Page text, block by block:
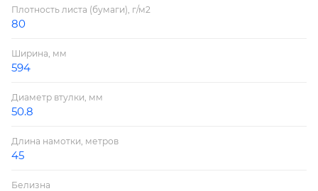
Плотность листа (бумаги), г/м2
80
Ширина, мм
594
Диаметр втулки, мм
50.8
Длина намотки, метров
45
Белизна